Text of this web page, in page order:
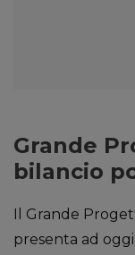
Grande
bilancio
Il Grande
presenta ad